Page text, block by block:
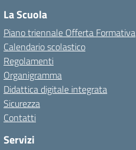
La Scuola
Piano triennale Offerta Formativa
Calendario scolastico
Regolamenti
Organigramma
Didattica digitale integrata
Sicurezza
Contatti
Servizi